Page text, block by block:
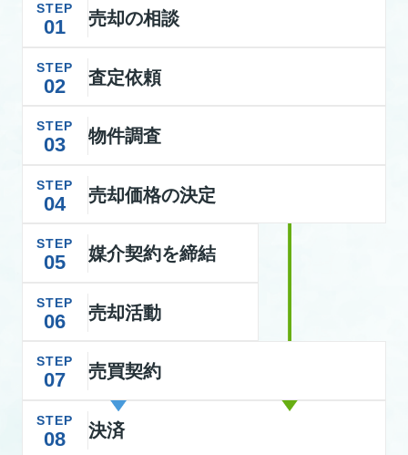
STEP
01 売却の相談
STEP
02 査定依頼
STEP
03 物件調査
STEP
04 売却価格の決定
STEP
05 媒介契約を締結
STEP
06 売却活動
STEP
07 売買契約
STEP
08 決済